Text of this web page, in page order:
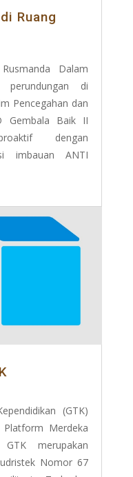
Ruang
Dalam
perundungan di
Pencegahan dan
Gembala Baik II
dengan
imbauan ANTI
(GTK)
Merdeka
merupakan
Nomor 67